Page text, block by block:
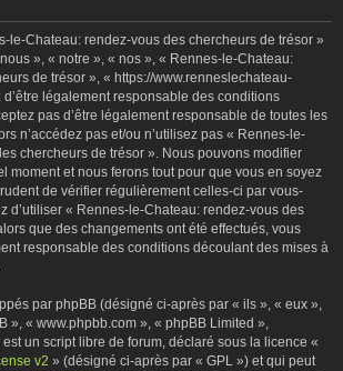
le-Chateau: rendez-vous des chercheurs de trésor »
», « notre », « nos », « Rennes-le-Chateau:
de trésor », « https://www.renneslechateau-
d’être légalement responsable des conditions
pas d’être légalement responsable de toutes les
n’accédez pas et/ou n’utilisez pas « Rennes-le-
chercheurs de trésor ». Nous pouvons modifier
moment et nous ferons tout pour que vous en soyez
de vérifier régulièrement celles-ci par vous-
d’utiliser « Rennes-le-Chateau: rendez-vous des
que des changements ont été effectués, vous
responsable des conditions découlant des mises à
par phpBB (désigné ci-après par « ils », « eux »,
», « www.phpbb.com », « phpBB Limited »,
un script libre de forum, déclaré sous la licence «
v2 » (désigné ci-après par « GPL ») et qui peut